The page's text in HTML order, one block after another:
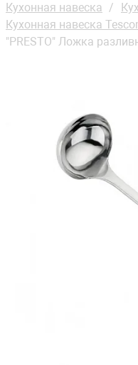
Кухонная навеска
Кухонная навеска
"PRESTO" Ложка